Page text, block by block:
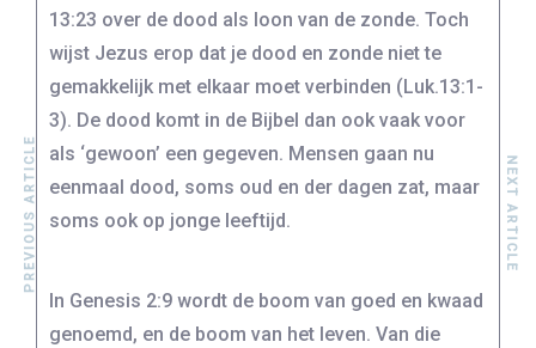
13:23 over de dood als loon van de zonde. Toch
wijst Jezus erop dat je dood en zonde niet te
gemakkelijk met elkaar moet verbinden (Luk.13:1-
3). De dood komt in de Bijbel dan ook vaak voor
als ‘gewoon’ een gegeven. Mensen gaan nu
eenmaal dood, soms oud en der dagen zat, maar
soms ook op jonge leeftijd.
In Genesis 2:9 wordt de boom van goed en kwaad
genoemd, en de boom van het leven. Van die
PREVIOUS ARTICLE NEXT ARTICLE